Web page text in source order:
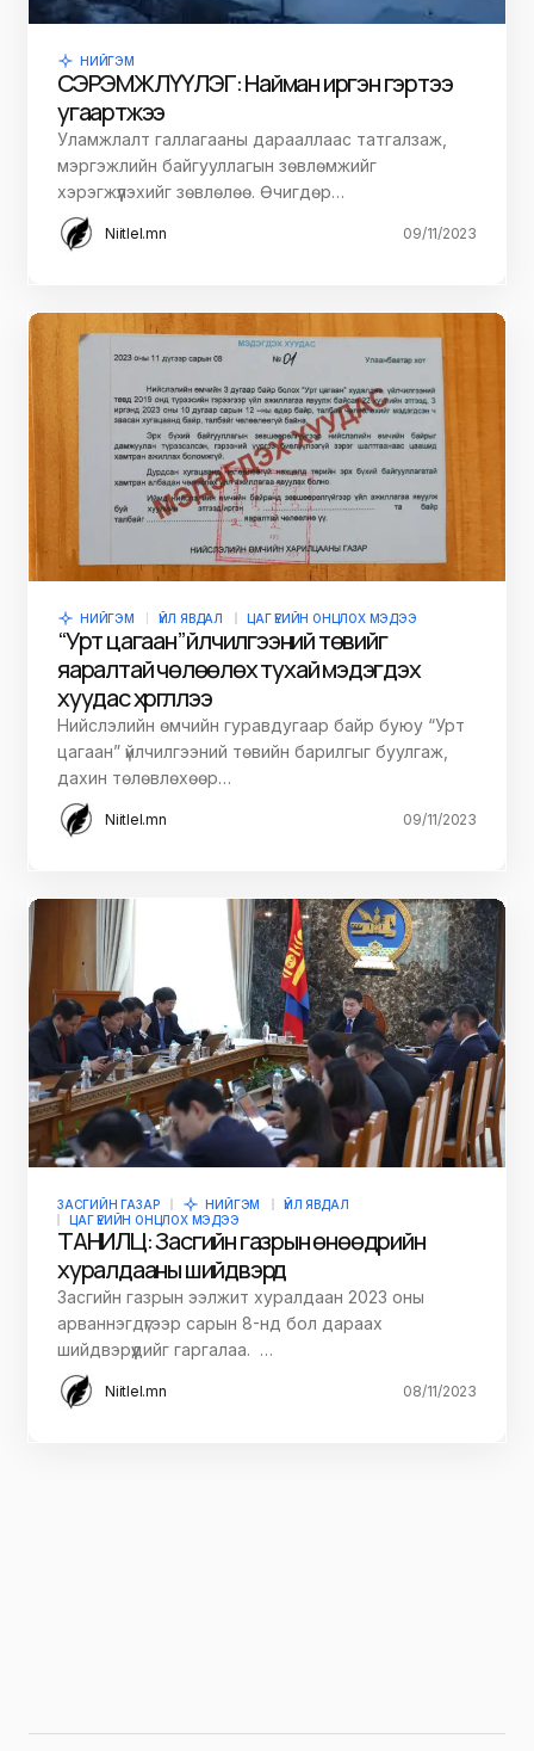
НИЙГЭМ
СЭРЭМЖЛҮҮЛЭГ: Найман иргэн гэртээ
угаартжээ
Уламжлалт галлагааны дарааллаас татгалзаж,
мэргэжлийн байгууллагын зөвлөмжийг
хэрэгжүүлэхийг зөвлөлөө. Өчигдөр…
Niitlel.mn 09/11/2023
НИЙГЭМ ҮЙЛ ЯВДАЛ ЦАГ ҮЕИЙН ОНЦЛОХ МЭДЭЭ
“Урт цагаан” үйлчилгээний төвийг
яаралтай чөлөөлөх тухай мэдэгдэх
хуудас хүргүүллээ
Нийслэлийн өмчийн гуравдугаар байр буюу “Урт
цагаан” үйлчилгээний төвийн барилгыг буулгаж,
дахин төлөвлөхөөр…
Niitlel.mn 09/11/2023
ЗАСГИЙН ГАЗАР НИЙГЭМ
ҮЙЛ ЯВДАЛ
ЦАГ ҮЕИЙН ОНЦЛОХ МЭДЭЭ
ТАНИЛЦ: Засгийн газрын өнөөдрийн
хуралдааны шийдвэрүүд
Засгийн газрын ээлжит хуралдаан 2023 оны
арваннэгдүгээр сарын 8-нд бол дараах
шийдвэрүүдийг гаргалаа. …
Niitlel.mn 08/11/2023